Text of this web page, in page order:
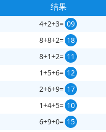
结果
4+2+3= 09
8+8+2= 18
8+1+2= 11
1+5+6= 12
2+6+9= 17
1+4+5= 10
6+9+0= 15